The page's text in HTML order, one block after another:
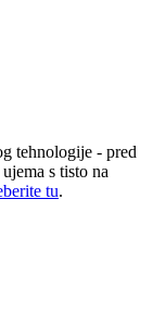
tehnologije - pred
s tisto na
tu.